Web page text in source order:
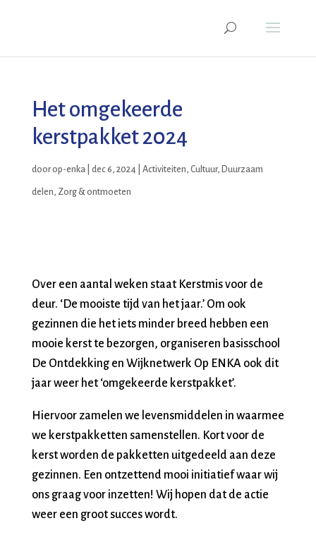
Het omgekeerde
kerstpakket 2024
doorop-enka| dec 6, 2024 Activiteiten, Cultuur, Duurzaam
delen, Zorg & ontmoeten
Over een aantal weken staat Kerstmis voor de
deur. ‘De mooiste tijd van het jaar.’ Om ook
gezinnen die het iets minder breed hebben een
mooie kerst te bezorgen, organiseren basisschool
De Ontdekking en Wijknetwerk Op ENKA ook dit
jaar weer het ‘omgekeerde kerstpakket’.
Hiervoor zamelen we levensmiddelen in waarmee
we kerstpakketten samenstellen. Kort voor de
kerst worden de pakketten uitgedeeld aan deze
gezinnen. Een ontzettend mooi initiatief waar wij
ons graag voor inzetten! Wij hopen dat de actie
weer een groot succes wordt.